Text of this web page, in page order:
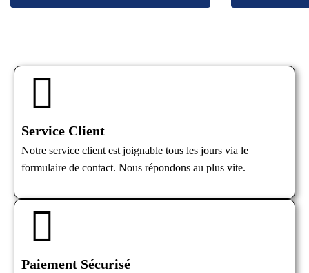
Service Client
Notre service client est joignable tous les jours via le
formulaire de contact. Nous répondons au plus vite.
Paiement Sécurisé